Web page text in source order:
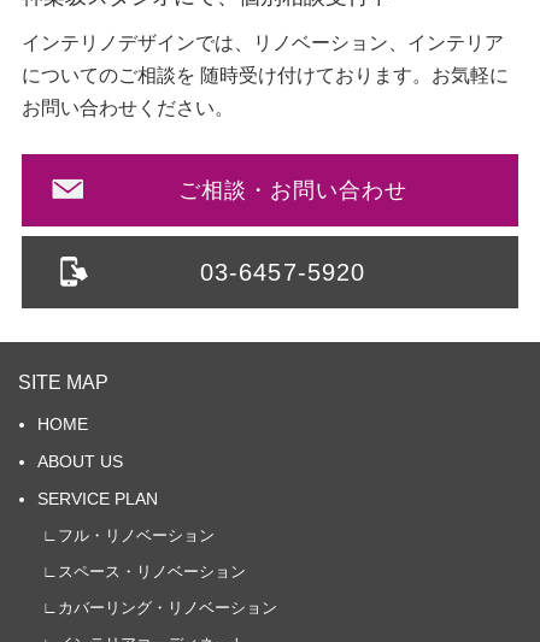
インテリノデザインでは、リノベーション、インテリア
についてのご相談を 随時受け付けております。お気軽に
お問い合わせください。
ご相談・お問い合わせ
03-6457-5920
SITE MAP
HOME
ABOUT US
SERVICE PLAN
∟フル・リノベーション
∟スペース・リノベーション
∟カバーリング・リノベーション